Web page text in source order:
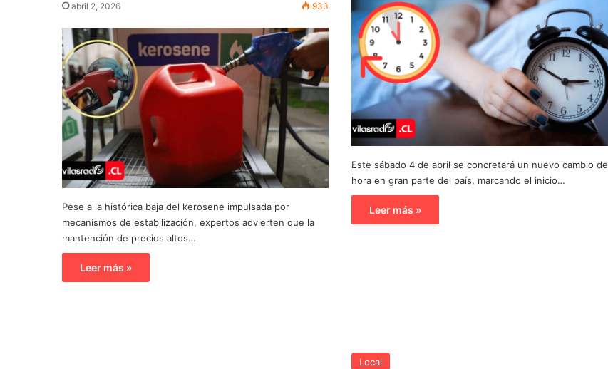
Este sábado 4 de abril se concretará un nuevo cambio de
hora en gran parte del país, marcando el inicio…
Leer más »
abril 2, 2026 933
Pese a la histórica baja del kerosene impulsada por
mecanismos de estabilización, expertos advierten que la
mantención de precios altos…
Leer más »
Local